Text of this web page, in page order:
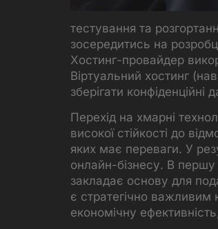
тестування та
зосередитись на
Хостинг-провайдер
Віртуальний хостинг
зберігати
Перехід на хмарні
високої стійкості до
яких має переваги. У
онлайн-бізнесу. В першу
закладає основу для
є стратегічно важливим
економічну